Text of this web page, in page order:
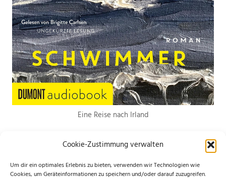
Cookie-Zustimmung verwalten
Um dir ein optimales Erlebnis zu bieten, verwenden wir Technologien wie
Cookies, um Geräteinformationen zu speichern und/oder darauf zuzugreifen.
Eine Reise nach Irland